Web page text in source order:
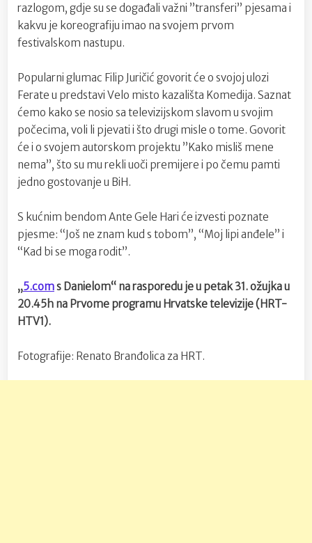
razlogom, gdje su se događali važni ”transferi” pjesama i
kakvu je koreografiju imao na svojem prvom
festivalskom nastupu.
Popularni glumac Filip Juričić govorit će o svojoj ulozi
Ferate u predstavi Velo misto kazališta Komedija. Saznat
ćemo kako se nosio sa televizijskom slavom u svojim
počecima, voli li pjevati i što drugi misle o tome. Govorit
će i o svojem autorskom projektu ”Kako misliš mene
nema”, što su mu rekli uoči premijere i po čemu pamti
jedno gostovanje u BiH.
S kućnim bendom Ante Gele Hari će izvesti poznate
pjesme: “Još ne znam kud s tobom”, “Moj lipi anđele” i
“Kad bi se moga rodit”.
„5.coms Danielom“ na rasporedu je u petak 31. ožujka u
20.45h na Prvome programu Hrvatske televizije (HRT-
HTV1).
Fotografije: Renato Branđolica za HRT.